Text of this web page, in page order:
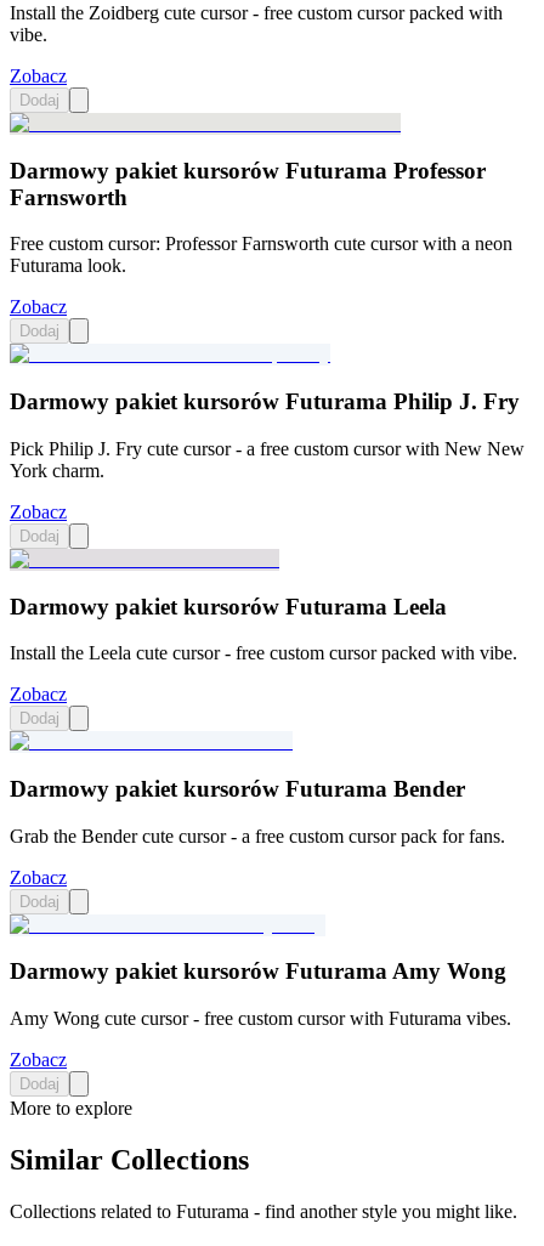
Install the Zoidberg cute cursor - free custom cursor packed with
vibe.
Zobacz
Dodaj
Darmowy pakiet kursorów Futurama Professor
Farnsworth
Free custom cursor: Professor Farnsworth cute cursor with a neon
Futurama look.
Zobacz
Dodaj
Darmowy pakiet kursorów Futurama Philip J. Fry
Pick Philip J. Fry cute cursor - a free custom cursor with New New
York charm.
Zobacz
Dodaj
Darmowy pakiet kursorów Futurama Leela
Install the Leela cute cursor - free custom cursor packed with vibe.
Zobacz
Dodaj
Darmowy pakiet kursorów Futurama Bender
Grab the Bender cute cursor - a free custom cursor pack for fans.
Zobacz
Dodaj
Darmowy pakiet kursorów Futurama Amy Wong
Amy Wong cute cursor - free custom cursor with Futurama vibes.
Zobacz
Dodaj
More to explore
Similar Collections
Collections related to Futurama - find another style you might like.